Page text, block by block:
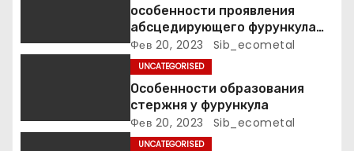
а
и
особенности проявления
абсцедирующего фурункула
код по МКБ-10
Фев 20, 2023 Sib_ecometal
UNCATEGORISED
Особенности образования
стержня у фурункула
Фев 20, 2023 Sib_ecometal
UNCATEGORISED